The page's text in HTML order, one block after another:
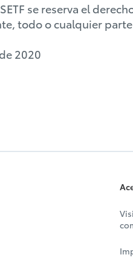
SETF se reserva el
todo o cualquier
2020